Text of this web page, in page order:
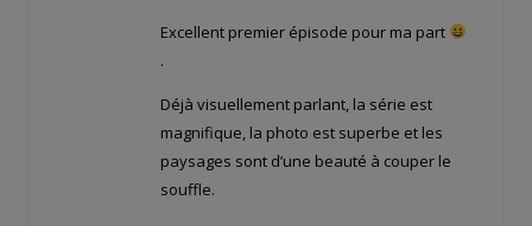
Excellent premier épisode pour ma part
.
Déjà visuellement parlant, la série est
magnifique, la photo est superbe et les
paysages sont d’une beauté à couper le
souffle.